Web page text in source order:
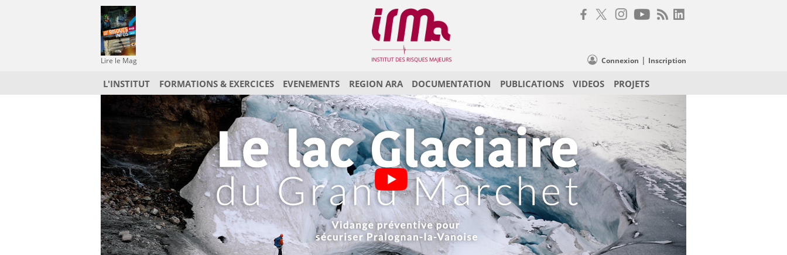
Lire le Mag Connexion | Inscription
L'INSTITUT FORMATIONS & EXERCICES EVENEMENTS REGION ARA DOCUMENTATION PUBLICATIONS VIDEOS PROJETS